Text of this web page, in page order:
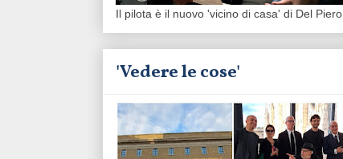
Il pilota è il nuovo 'vicino di casa' di Del Piero
'Vedere le cose'